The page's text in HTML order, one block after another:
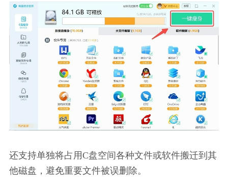
还支持单独将占用C盘空间各种文件或软件搬迁到其
他磁盘，避免重要文件被误删除。